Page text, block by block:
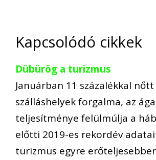
Kapcsolódó cikkek
Dübürög a turizmus
Januárban 11 százalékkal
szálláshelyek forgalma, az
teljesítménye felülmúlja a
előtti 2019-es rekordév
turizmus egyre